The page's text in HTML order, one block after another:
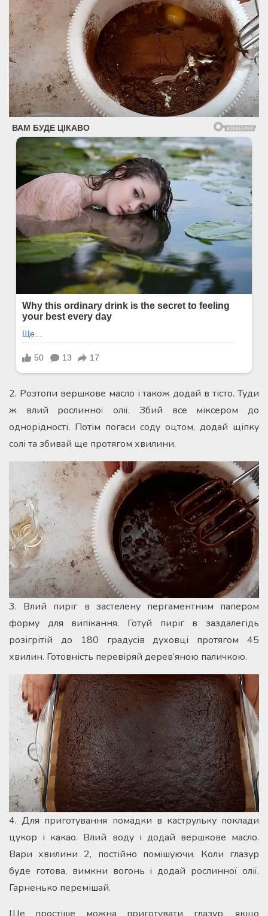
2. Розтопи вершкове масло і також додай в тісто. Туди
ж влий рослинної олії. Збий все міксером до
однорідності. Потім погаси соду оцтом, додай щіпку
солі та збивай ще протягом хвилини.
3. Влий пиріг в застелену пергаментним папером
форму для випікання. Готуй пиріг в заздалегідь
розігрітій до 180 градусів духовці протягом 45
хвилин. Готовність перевіряй дерев’яною паличкою.
4. Для приготування помадки в каструльку поклади
цукор і какао. Влий воду і додай вершкове масло.
Вари хвилини 2, постійно помішуючи. Коли глазур
буде готова, вимкни вогонь і додай рослинної олії.
Гарненько перемішай.